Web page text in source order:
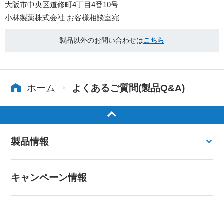
大阪市中央区道修町4丁目4番10号
小林製薬株式会社 お客様相談室宛
製品以外のお問い合わせはこちら
ホーム よくあるご質問(製品Q&A)
製品情報
キャンペーン情報